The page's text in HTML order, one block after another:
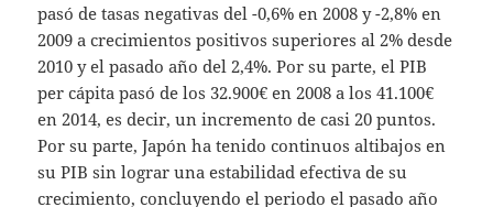
pasó de tasas negativas del -0,6% en 2008 y -2,8% en
2009 a crecimientos positivos superiores al 2% desde
2010 y el pasado año del 2,4%. Por su parte, el PIB
per cápita pasó de los 32.900€ en 2008 a los 41.100€
en 2014, es decir, un incremento de casi 20 puntos.
Por su parte, Japón ha tenido continuos altibajos en
su PIB sin lograr una estabilidad efectiva de su
crecimiento, concluyendo el periodo el pasado año